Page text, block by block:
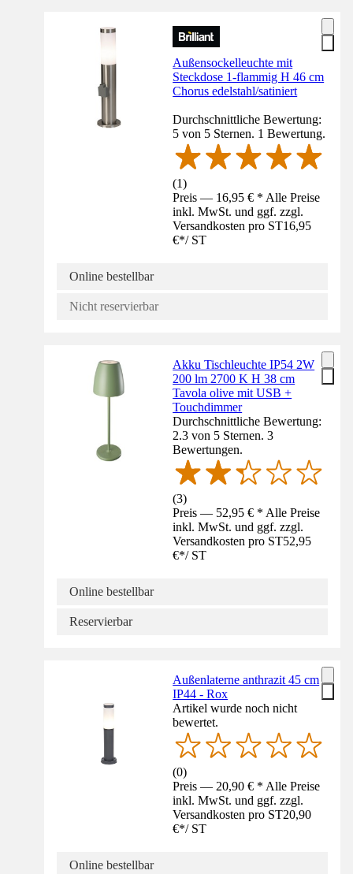
Außensockelleuchte mit
Steckdose 1-flammig H 46 cm
Chorus edelstahl/satiniert
Durchschnittliche Bewertung:
5 von 5 Sternen. 1 Bewertung.
(1)
Preis — 16,95 € * Alle Preise
inkl. MwSt. und ggf. zzgl.
Versandkosten pro ST16,95
€*/ ST
Online bestellbar
Nicht reservierbar
Akku Tischleuchte IP54 2W
200 lm 2700 K H 38 cm
Tavola olive mit USB +
Touchdimmer
Durchschnittliche Bewertung:
2.3 von 5 Sternen. 3
Bewertungen.
(3)
Preis — 52,95 € * Alle Preise
inkl. MwSt. und ggf. zzgl.
Versandkosten pro ST52,95
€*/ ST
Online bestellbar
Reservierbar
Außenlaterne anthrazit 45 cm
IP44 - Rox
Artikel wurde noch nicht
bewertet.
(0)
Preis — 20,90 € * Alle Preise
inkl. MwSt. und ggf. zzgl.
Versandkosten pro ST20,90
€*/ ST
Online bestellbar